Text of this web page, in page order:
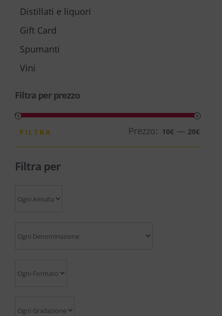
Distillati e liquori
Gift Card
Spumanti
Vini
Filtra per prezzo
Min
Max
FILTRA Prezzo: 10€ — 20€
Filtra per